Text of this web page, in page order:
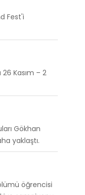
Fest'i
26 Kasım – 2
Gökhan
yaklaştı.
öğrencisi